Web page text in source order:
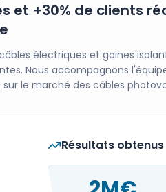
et +30% de clients
électriques et gaines
Nous accompagnons
le marché des câbles
Résultats obtenus